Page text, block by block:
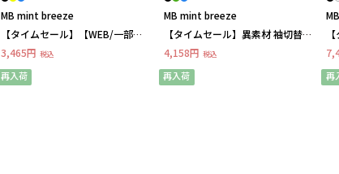
MB mint breeze
【タイムセール】【WEB/一部店
舗限定】フレア袖 ブラウス
LL/3L/4L/5L MB mint breezeミン
トブリーズ
3,465円 税込
再入荷
MB mint breeze
【タイムセール】異素材 袖切替ブ
ラウス LL/3L/4L/5L MB mint
breezeミントブリーズ
4,158円 税込
再入荷
ト
再